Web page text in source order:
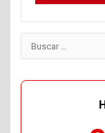
Buscar: